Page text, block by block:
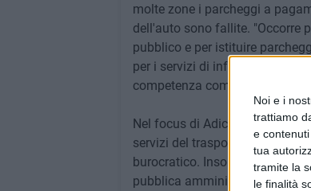
Noi e i
trattiamo
e
tua
tramite la
le finalità
molte zone i parcheggi a
dell'auto sono fallite. "Occorre
pubblico e per istituire
per i servizi di infanzia e sul
competenza comunale.
Nel focus di Adiconsum,
servizi del trasporto pubblico
burocratico. Insomma, tanta
pubblica amministrazione